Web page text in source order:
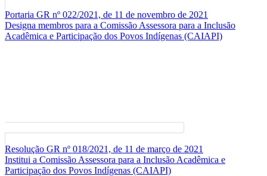
Portaria GR nº 022/2021, de 11 de novembro de 2021
Designa membros para a Comissão Assessora para a Inclusão
Acadêmica e Participação dos Povos Indígenas (CAIAPI)
Resolução GR nº 018/2021, de 11 de março de 2021
Institui a Comissão Assessora para a Inclusão Acadêmica e
Participação dos Povos Indígenas (CAIAPI)